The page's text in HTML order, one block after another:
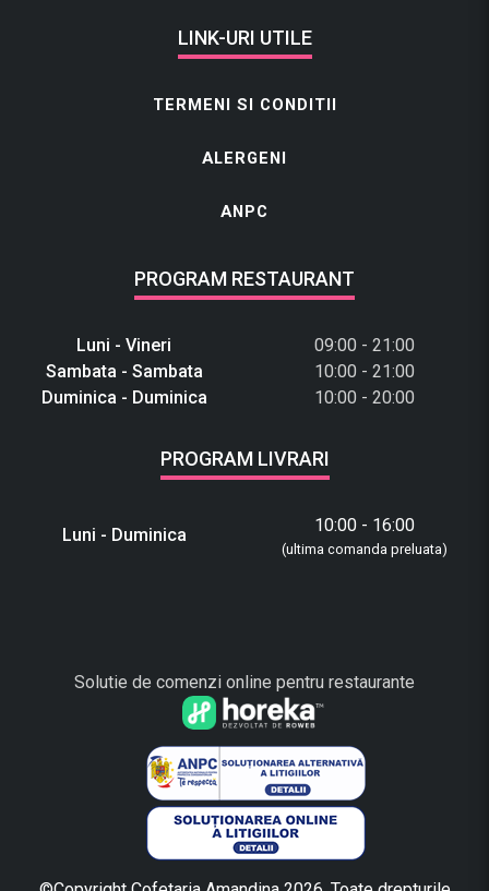
LINK-URI UTILE
TERMENI SI CONDITII
ALERGENI
ANPC
PROGRAM RESTAURANT
Luni - Vineri
09:00 - 21:00
Sambata - Sambata
10:00 - 21:00
Duminica - Duminica
10:00 - 20:00
PROGRAM LIVRARI
Luni - Duminica 10:00 - 16:00
(ultima comanda preluata)
Solutie de comenzi online pentru restaurante